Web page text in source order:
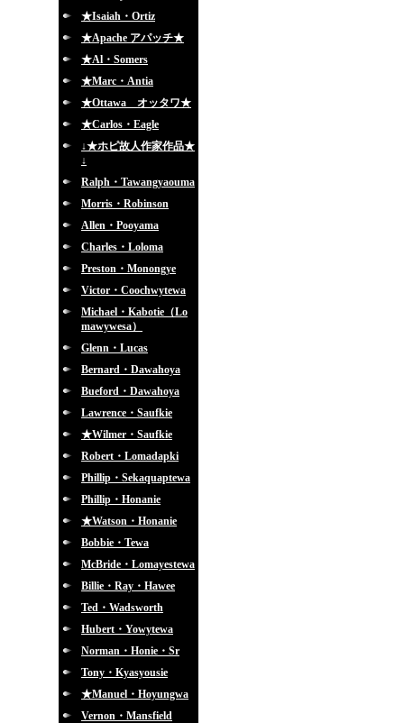
★Isaiah・Ortiz
★Apache アパッチ★
★Al・Somers
★Marc・Antia
★Ottawa オッタワ★
★Carlos・Eagle
↓★ホピ故人作家作品★
↓
Ralph・Tawangyaouma
Morris・Robinson
Allen・Pooyama
Charles・Loloma
Preston・Monongye
Victor・Coochwytewa
Michael・Kabotie（Lo
mawywesa）
Glenn・Lucas
Bernard・Dawahoya
Bueford・Dawahoya
Lawrence・Saufkie
★Wilmer・Saufkie
Robert・Lomadapki
Phillip・Sekaquaptewa
Phillip・Honanie
★Watson・Honanie
Bobbie・Tewa
McBride・Lomayestewa
Billie・Ray・Hawee
Ted・Wadsworth
Hubert・Yowytewa
Norman・Honie・Sr
Tony・Kyasyousie
★Manuel・Hoyungwa
Vernon・Mansfield